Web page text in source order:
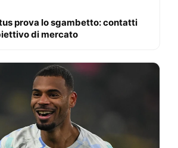
prova lo sgambetto: contatti
di mercato